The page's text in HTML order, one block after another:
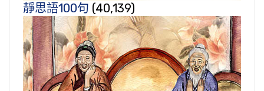
靜思語100句 (40,139)